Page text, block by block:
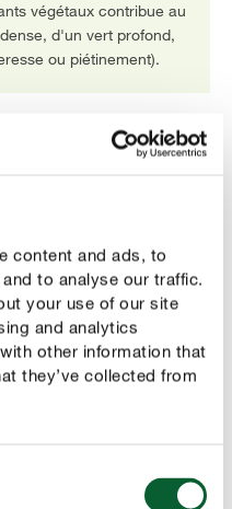
content and ads, to
to analyse our traffic.
your use of our site
and analytics
other information that
they’ve collected from
végétaux contribue au
d'un vert profond,
ou piétinement).
Technology
est synonyme